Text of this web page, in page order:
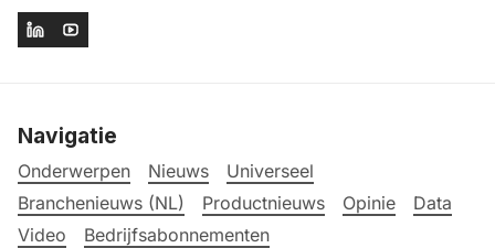
Navigatie
Onderwerpen Nieuws
Universeel
Branchenieuws (NL)
Productnieuws Opinie
Data
Video
Bedrijfsabonnementen